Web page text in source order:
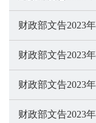
财政部文告2023
财政部文告2023
财政部文告2023
财政部文告2023